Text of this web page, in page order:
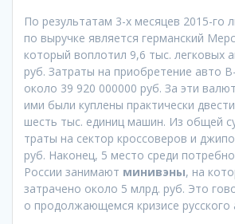
По результатам 3-х месяцев 2015-го
по выручке является германский
который воплотил 9,6 тыс. легковых
руб. Затраты на приобретение авто
около 39 920 000000 руб. За эти
ими были куплены практически
шесть тыс. единиц машин. Из общей
траты на сектор кроссоверов и
руб. Наконец, 5 место среди
России занимают минивэны, на
затрачено около 5 млрд. руб. Это
о продолжающемся кризисе русского